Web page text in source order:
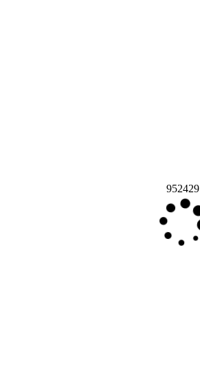
952429